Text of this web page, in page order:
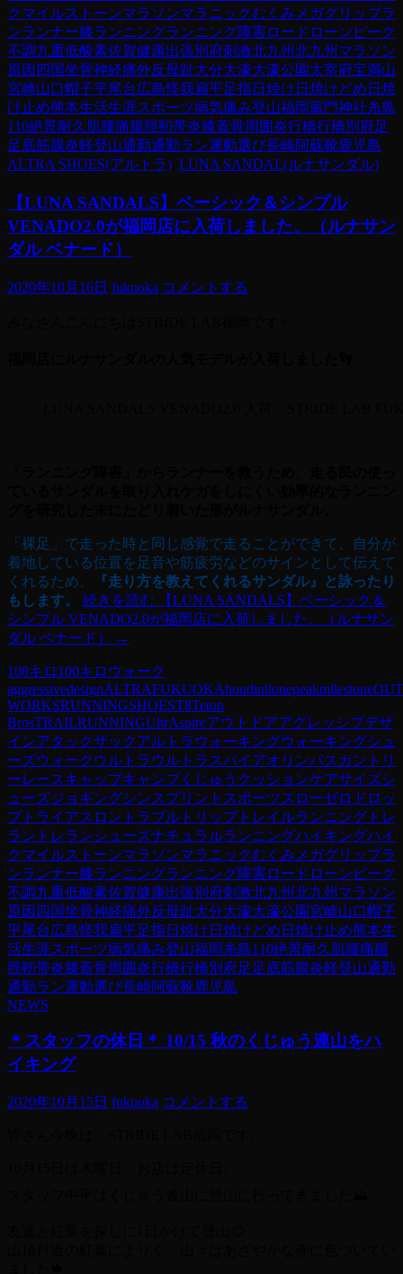
ク マイルストーンマラソンマラニックむくみ メガグリップラ
ンランナー膝ランニングランニング障害ロード ローンピーク
不調九重低酸素佐賀健康出張別府刺激北九州北九州マラソン
原因 四国坐骨神経痛外反母趾大分大濠大濠公園 太宰府宝満山
宮崎山口帽子平尾台 広島怪我扁平足指日焼け 日焼けどめ 日焼
け止め熊本生活生涯スポーツ病気痛み登山福岡竈門神社糸島
110絶景耐久 肌腰痛腸脛靭帯炎膝蓋骨周囲炎行橋行橋別府足
足底筋膜炎軽登山通勤通勤ラン運動選び長崎阿蘇靴鹿児島
ALTRA SHOES(アルトラ) LUNA SANDAL(ルナサンダル)
【LUNA SANDALS】ベーシック＆シンプル
VENADO2.0が福岡店に入荷しました。（ルナサン
ダル ベナード）
2020年10月16日 fukuoka コメントする
「裸足」で走った時と同じ感覚で走ることができて、自分が
着地している位置を足音や筋疲労などのサインとして伝えて
くれるため、
『走り方を教えてくれるサンダル』と詠ったり
もします。
続きを読む
【LUNA SANDALS】ベーシック＆
シンプル VENADO2.0が福岡店に入荷しました。（ルナサン
ダル ベナード）
→
100キロ 100キロウォーク
aggressivedesignALTRAFUKUOKAhoudinilonepeakmilestone
WORKSRUNNINGSHOEST8Teton
BrosTRAILRUNNINGUltrAspireアウトドアアグレッシブデザ
インアタックザック アルトラ ウォーキングウォーキングシュ
ーズウォーク ウルトラ ウルトラスパイアオリンパス カントリ
ーレースキャップキャンプくじゅう クッションケアサイズシ
ューズジョギングシンスプリント スポーツスローゼロドロッ
プトライアスロン トラブル トリップトレイルランニング トレ
ラン トレランシューズナチュラルランニングハイキングハイ
ク マイルストーンマラソンマラニックむくみ メガグリップラ
ンランナー膝ランニングランニング障害ロード ローンピーク
不調九重低酸素佐賀健康出張別府刺激北九州北九州マラソン
原因 四国坐骨神経痛外反母趾大分大濠大濠公園宮崎山口帽子
平尾台 広島怪我扁平足指日焼け 日焼けどめ 日焼け止め熊本生
活生涯スポーツ病気痛み登山福岡 糸島110絶景耐久 肌腰痛腸
脛靭帯炎膝蓋骨周囲炎行橋行橋別府足 足底筋膜炎軽登山通勤
通勤ラン運動選び長崎阿蘇靴鹿児島
NEWS
＊スタッフの休日＊ 10/15 秋のくじゅう連山をハ
イキング
2020年10月15日 fukuoka コメントする